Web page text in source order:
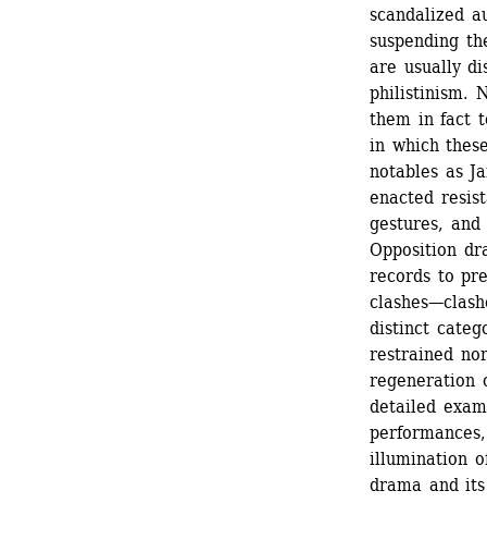
scandalized
suspending
are usually
philistinism.
them in fact
in which
notables as
enacted
gestures,
Opposition
records to
distinct
restrained
regeneration
detailed
illumination
drama and